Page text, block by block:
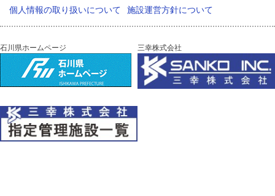
個人情報の取り扱いについて 施設運営方針について
石川県ホームページ 三幸株式会社